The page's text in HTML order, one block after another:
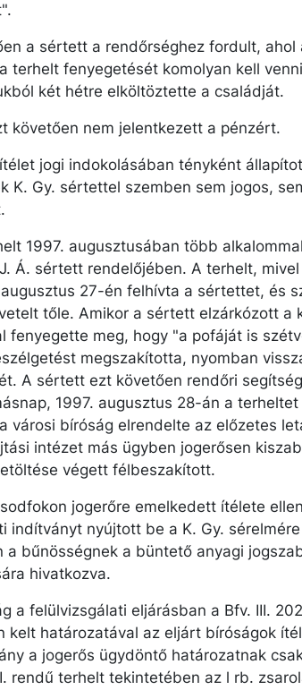
a sértett a rendőrséghez fordult, ahol
terhelt fenyegetését komolyan kell
két hétre elköltöztette a családját.
követően nem jelentkezett a pénzért.
jogi indokolásában tényként
K. Gy. sértettel szemben sem jogos,
1997. augusztusában több
Á. sértett rendelőjében. A terhelt,
27-én felhívta a sértettet, és
tőle. Amikor a sértett elzárkózott a
fenyegette meg, hogy "a pofáját is
megszakította, nyomban
A sértett ezt követően rendőri
1997. augusztus 28-án a
városi bíróság elrendelte az előzetes
intézet más ügyben jogerősen
végett félbeszakított.
jogerőre emelkedett ítélete
indítványt nyújtott be a K. Gy.
a bűnösségnek a büntető anyagi
hivatkozva.
a felülvizsgálati eljárásban a Bfv. III.
kelt határozatával az eljárt bíróságok
a jogerős ügydöntő határozatnak
rendű terhelt tekintetében az l rb.